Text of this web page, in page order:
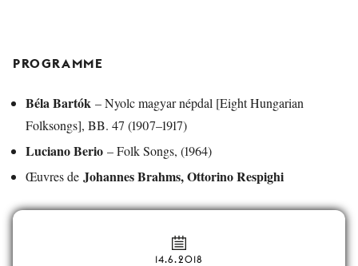
PROGRAMME
Béla Bartók – Nyolc magyar népdal [Eight Hungarian
Folksongs], BB. 47 (1907–1917)
Luciano Berio – Folk Songs, (1964)
Œuvres de Johannes Brahms, Ottorino Respighi
14.6.2018